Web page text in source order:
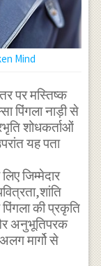
Mind
पर मस्तिष्क
पिंगला नाड़ी से
शोधकर्ताओं
यह पता
जिम्मेदार
की प्रकृति
अनुभूतिपरक
मार्गो से